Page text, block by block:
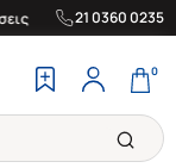
| Δωρεάν
21 0360 0235
0